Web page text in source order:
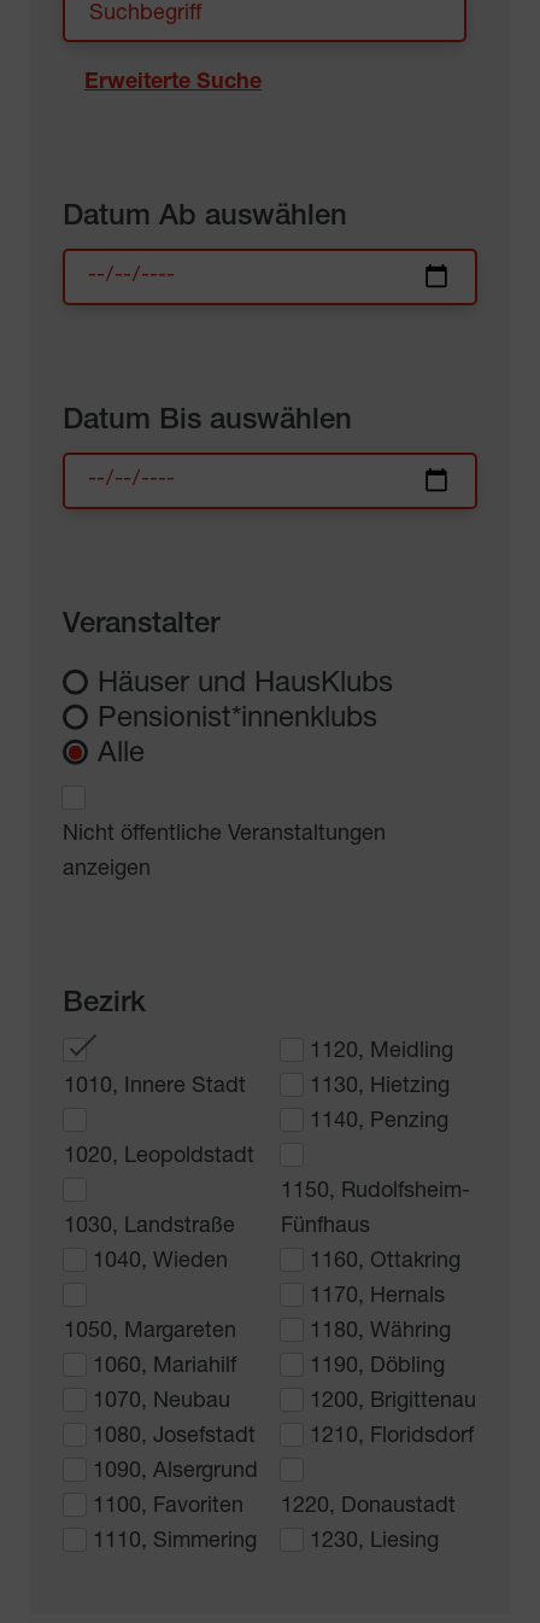
Erweiterte Suche
Datum Ab auswählen
Datum Bis auswählen
Veranstalter
Häuser und HausKlubs
Pensionist*innenklubs
Alle
Nicht öffentliche Veranstaltungen
anzeigen
Bezirk
1010, Innere Stadt
1020, Leopoldstadt
1030, Landstraße
1040, Wieden
1050, Margareten
1060, Mariahilf
1070, Neubau
1080, Josefstadt
1090, Alsergrund
1100, Favoriten
1110, Simmering
1120, Meidling
1130, Hietzing
1140, Penzing
1150, Rudolfsheim-
Fünfhaus
1160, Ottakring
1170, Hernals
1180, Währing
1190, Döbling
1200, Brigittenau
1210, Floridsdorf
1220, Donaustadt
1230, Liesing